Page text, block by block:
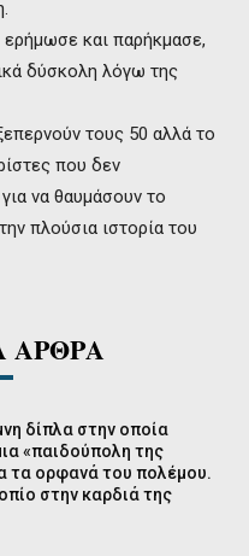
ερήμωσε και παρήκμασε,
δύσκολη λόγω της
τους 50 αλλά το
που δεν
να θαυμάσουν το
πλούσια ιστορία του
ΑΡΘΡΑ
δίπλα στην οποία
«παιδούπολη της
τα ορφανά του πολέμου.
στην καρδιά της